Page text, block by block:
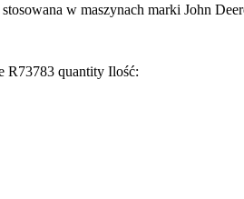
w maszynach marki John
R73783 quantity Ilość: